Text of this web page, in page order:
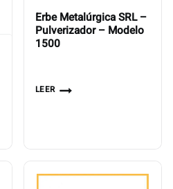
Erbe Metalúrgica SRL –
Pulverizador – Modelo
1500
LEER